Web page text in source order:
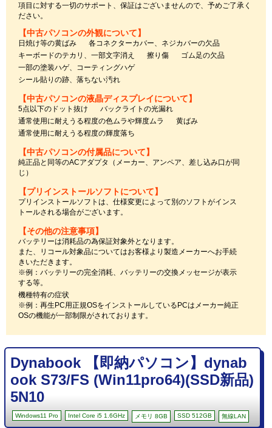
項目に対する一切のサポート、保証はございませんので、予めご了承く
ださい。
【中古パソコンの外観について】
日焼け等の黄ばみ
各コネクターカバー、ネジカバーの欠品
キーボードのテカリ、一部文字消え
擦り傷
ゴム足の欠品
一部の塗装ハゲ、コーティングハゲ
シール貼りの跡、落ちない汚れ
【中古パソコンの液晶ディスプレイについて】
5点以下のドット抜け
バックライトの光漏れ
通常使用に耐えうる程度の色ムラや輝度ムラ
黄ばみ
通常使用に耐えうる程度の輝度落ち
【中古パソコンの付属品について】
純正品と同等のACアダプタ（メーカー、アンペア、差し込み口が同
じ）
【プリインストールソフトについて】
プリインストールソフトは、仕様変更によって別のソフトがインス
トールされる場合がございます。
【その他の注意事項】
バッテリーは消耗品の為保証対象外となります。
また、リコール対象品についてはお客様より製造メーカーへお手続
きいただきます。
※例：バッテリーの完全消耗、バッテリーの交換メッセージが表示
する等。
機種特有の症状
※例：再生PC用正規OSをインストールしているPCはメーカー純正
OSの機能が一部制限がされております。
Dynabook 【即納パソコン】dynab
ook S73/FS (Win11pro64)(SSD新品)
5N10
Windows11 Pro Intel Core i5 1.6GHz メモリ 8GB SSD 512GB 無線LAN